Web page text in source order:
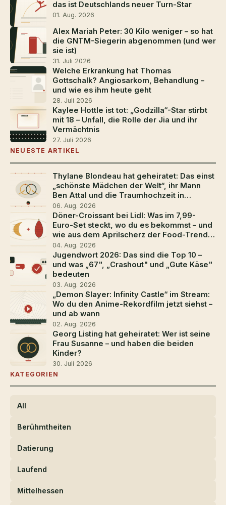
das ist Deutschlands neuer Turn-Star
01. Aug. 2026
Alex Mariah Peter: 30 Kilo weniger – so hat
die GNTM-Siegerin abgenommen (und wer
sie ist)
31. Juli 2026
Welche Erkrankung hat Thomas
Gottschalk? Angiosarkom, Behandlung –
und wie es ihm heute geht
28. Juli 2026
Kaylee Hottle ist tot: „Godzilla“-Star stirbt
mit 18 – Unfall, die Rolle der Jia und ihr
Vermächtnis
27. Juli 2026
NEUESTE ARTIKEL
Thylane Blondeau hat geheiratet: Das einst
„schönste Mädchen der Welt“, ihr Mann
Ben Attal und die Traumhochzeit in
Südfrankreich
06. Aug. 2026
Döner-Croissant bei Lidl: Was im 7,99-
Euro-Set steckt, wo du es bekommst – und
wie aus dem Aprilscherz der Food-Trend
2026 wurde
04. Aug. 2026
Jugendwort 2026: Das sind die Top 10 –
und was „67", „Crashout" und „Gute Käse"
bedeuten
03. Aug. 2026
„Demon Slayer: Infinity Castle“ im Stream:
Wo du den Anime-Rekordfilm jetzt siehst –
und ab wann
02. Aug. 2026
Georg Listing hat geheiratet: Wer ist seine
Frau Susanne – und haben die beiden
Kinder?
30. Juli 2026
KATEGORIEN
All
Berühmtheiten
Datierung
Laufend
Mittelhessen